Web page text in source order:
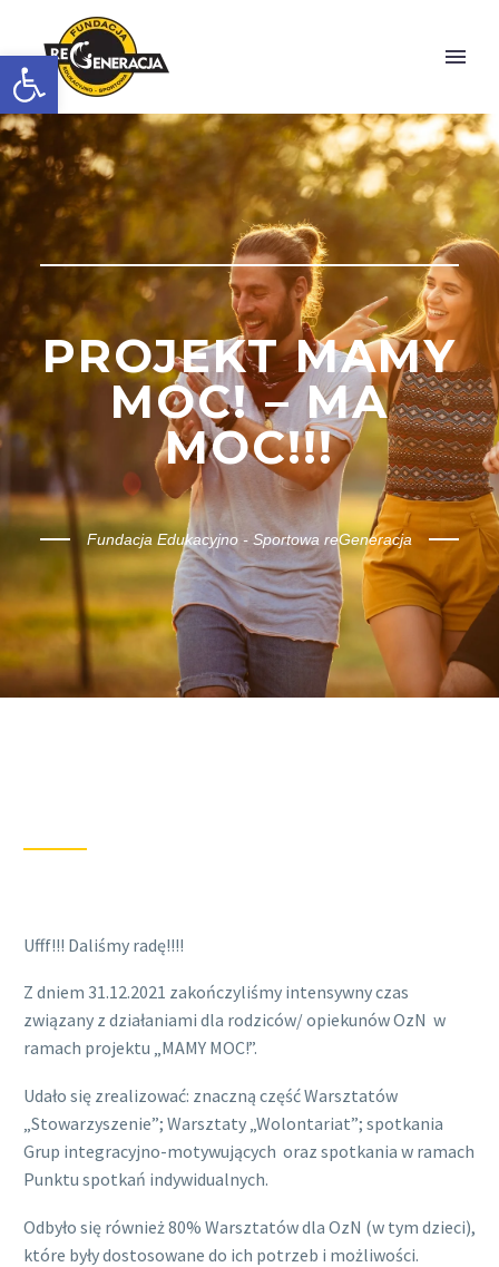
Otwórz pasek narzędzi
PROJEKT MAMY
MOC! – MA
MOC!!!
Fundacja Edukacyjno - Sportowa reGeneracja
Ufff!!! Daliśmy radę!!!!
Z dniem 31.12.2021 zakończyliśmy intensywny czas
związany z działaniami dla rodziców/ opiekunów OzN w
ramach projektu „MAMY MOC!”.
Udało się zrealizować: znaczną część Warsztatów
„Stowarzyszenie”; Warsztaty „Wolontariat”; spotkania
Grup integracyjno-motywujących oraz spotkania w ramach
Punktu spotkań indywidualnych.
Odbyło się również 80% Warsztatów dla OzN (w tym dzieci),
które były dostosowane do ich potrzeb i możliwości.